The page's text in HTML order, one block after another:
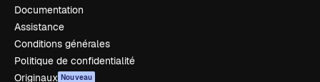
Documentation
Assistance
Conditions générales
Politique de confidentialité
Originaux Nouveau